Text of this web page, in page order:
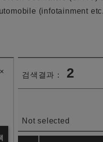
(infotainment
× 검색결과： 2
Not selected